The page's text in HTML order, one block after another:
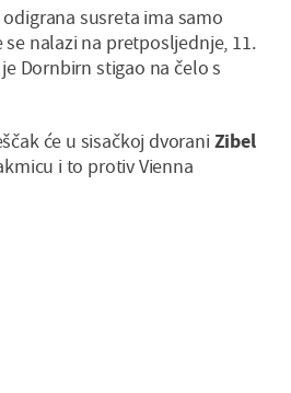
susreta ima samo
nalazi na pretposljednje, 11.
Dornbirn stigao na čelo s
će u sisačkoj dvorani Zibel
i to protiv Vienna